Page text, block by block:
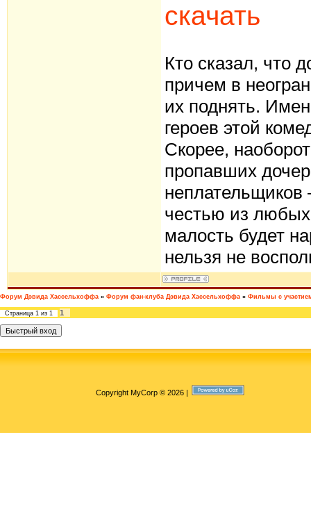
скачать
Кто сказал, что
причем в
их поднять.
героев этой
Скорее,
пропавших
честью из
малость будет
нельзя не
Форум Дэвида Хассельхоффа » Форум фан-клуба Дэвида Хассельхоффа » Фильмы с
Страница 1 из 1 1
Copyright MyCorp © 2026|